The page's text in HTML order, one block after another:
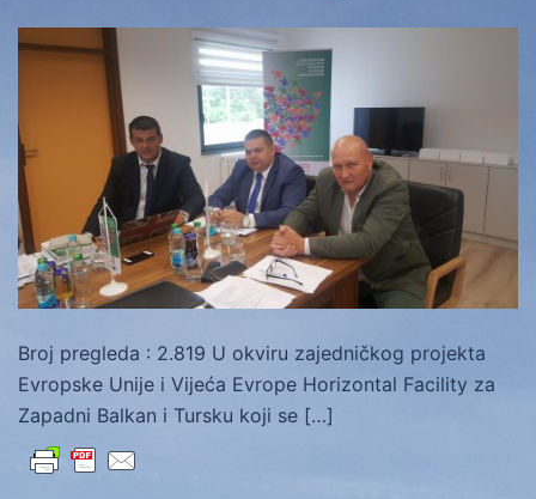
Broj pregleda : 2.819 U okviru zajedničkog projekta
Evropske Unije i Vijeća Evrope Horizontal Facility za
Zapadni Balkan i Tursku koji se […]